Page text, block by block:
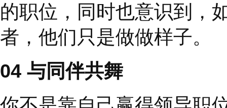
力？
02表明你的意图
清楚地表明你的意图